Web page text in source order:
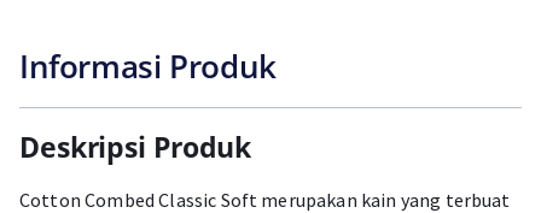
Informasi Produk
Deskripsi Produk
Cotton Combed Classic Soft merupakan kain yang terbuat